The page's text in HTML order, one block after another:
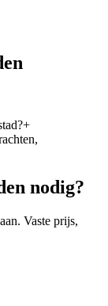
+
nodig?
Vaste prijs,